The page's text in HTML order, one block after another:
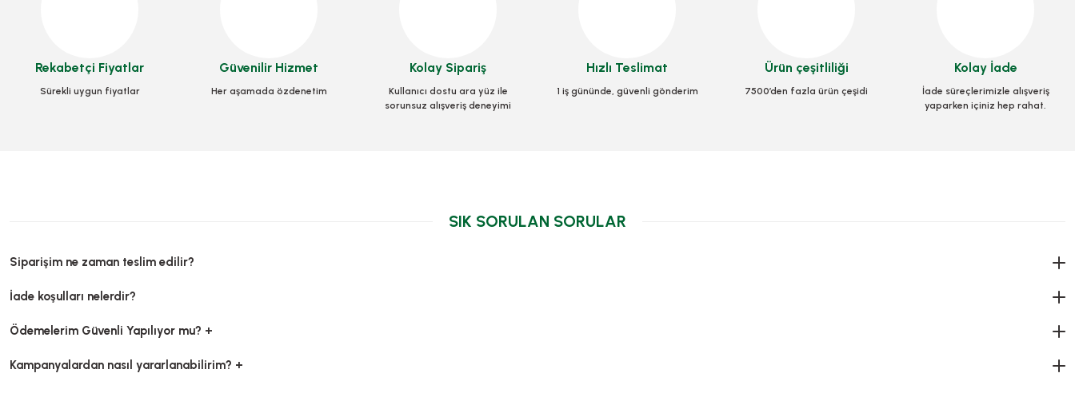
49,00 TL+ KDV
Sepete Ekle
19,18 TL + KDV
Rekabetçi Fiyatlar
Sürekli uygun fiyatlar
Güvenilir Hizmet
Her aşamada özdenetim
Kolay Sipariş
Kullanıcı dostu ara yüz ile
sorunsuz alışveriş deneyimi
Hızlı Teslimat
1 iş gününde, güvenli gönderim
Ürün çeşitliliği
7500’den fazla ürün çeşidi
Kolay İade
İade süreçlerimizle alışveriş
yaparken içiniz hep rahat.
SIK SORULAN SORULAR
Siparişim ne zaman teslim edilir?
İade koşulları nelerdir?
Ödemelerim Güvenli Yapılıyor mu? +
Kampanyalardan nasıl yararlanabilirim? +